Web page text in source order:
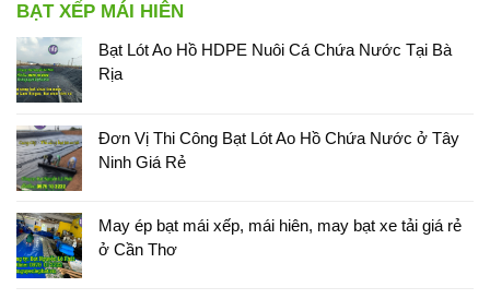
BẠT XẾP MÁI HIÊN
Bạt Lót Ao Hồ HDPE Nuôi Cá Chứa Nước Tại Bà
Rịa
Đơn Vị Thi Công Bạt Lót Ao Hồ Chứa Nước ở Tây
Ninh Giá Rẻ
May ép bạt mái xếp, mái hiên, may bạt xe tải giá rẻ
ở Cần Thơ